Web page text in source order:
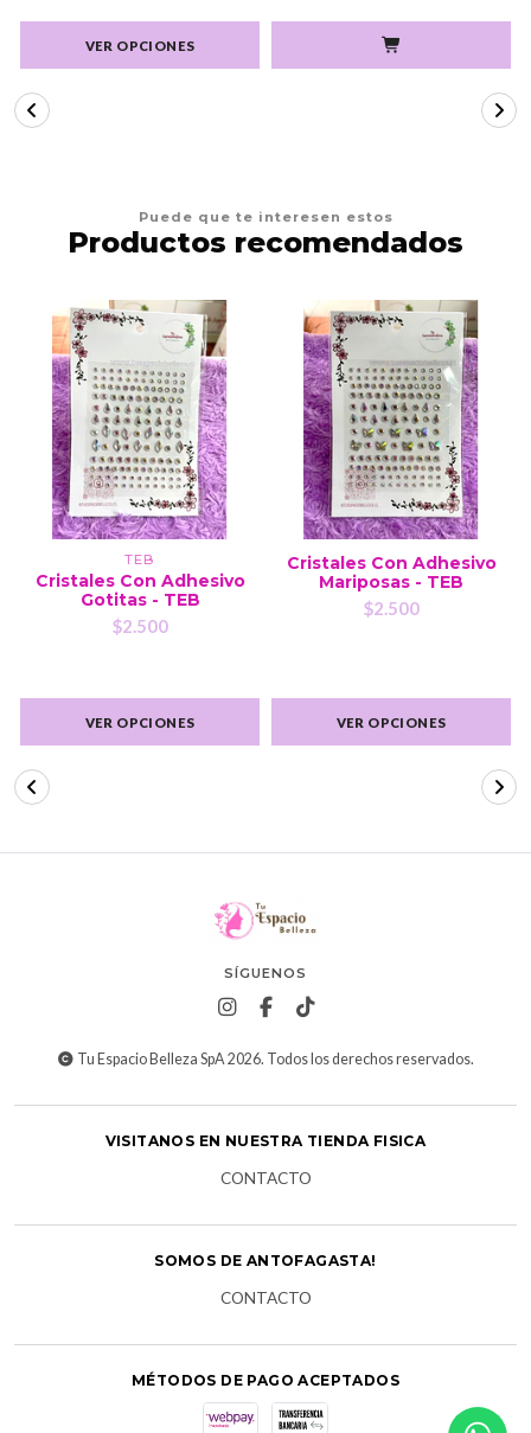
VER OPCIONES
Puede que te interesen estos
Productos recomendados
TEB
Cristales Con Adhesivo
Gotitas - TEB
$2.500
VER OPCIONES
Cristales Con Adhesivo
Mariposas - TEB
$2.500
VER OPCIONES
SÍGUENOS
Tu Espacio Belleza SpA 2026. Todos los derechos reservados.
VISITANOS EN NUESTRA TIENDA FISICA
CONTACTO
SOMOS DE ANTOFAGASTA!
CONTACTO
MÉTODOS DE PAGO ACEPTADOS